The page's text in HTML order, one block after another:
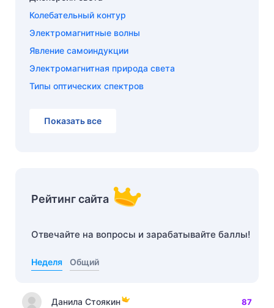
Колебательный контур
Электромагнитные волны
Явление самоиндукции
Электромагнитная природа света
Типы оптических спектров
Показать все
Рейтинг сайта
Отвечайте на вопросы и зарабатывайте баллы!
Неделя Общий
Данила Стоякин 87